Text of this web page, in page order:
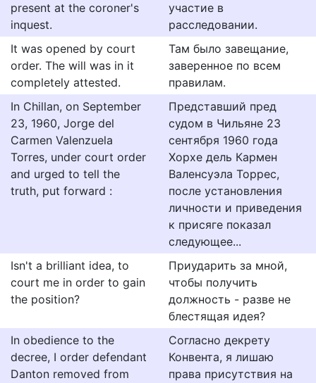
present at the coroner's
inquest.
участие в
расследовании.
It was opened by court
order. The will was in it
completely attested.
Там было завещание,
заверенное по всем
правилам.
In Chillan, on September
23, 1960, Jorge del
Carmen Valenzuela
Torres, under court order
and urged to tell the
truth, put forward :
Представший пред
судом в Чильяне 23
сентября 1960 года
Хорхе дель Кармен
Валенсуэла Торрес,
после установления
личности и приведения
к присяге показал
следующее...
Isn't a brilliant idea, to
court me in order to gain
the position?
Приударить за мной,
чтобы получить
должность - разве не
блестящая идея?
In obedience to the
decree, I order defendant
Danton removed from
Согласно декрету
Конвента, я лишаю
права присутствия на